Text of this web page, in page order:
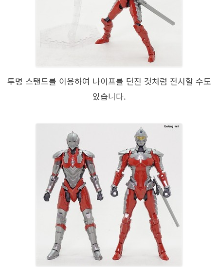
투명 스탠드를 이용하여 나이프를 던진 것처럼 전시할 수도
있습니다.